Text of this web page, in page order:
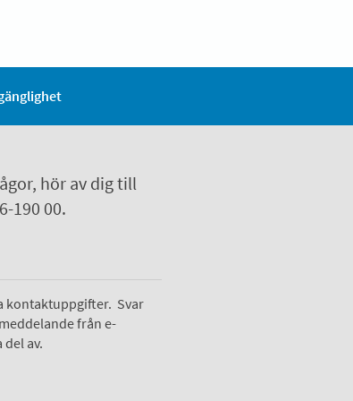
hör av dig till
190 00.
kontaktuppgifter. Svar
från e-
av.